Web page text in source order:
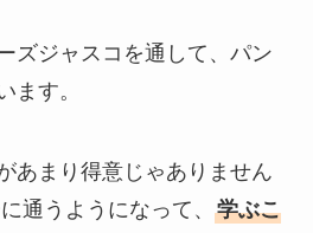
ズジャスコを通して、パン
ます。
あまり得意じゃありません
通うようになって、 学ぶこ